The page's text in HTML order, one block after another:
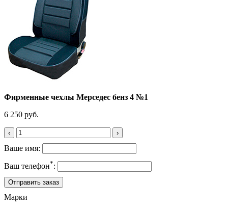
Фирменные чехлы Мерседес бенз 4 №1
6 250 руб.
‹ ›
Ваше имя:
Ваш телефон*:
Марки